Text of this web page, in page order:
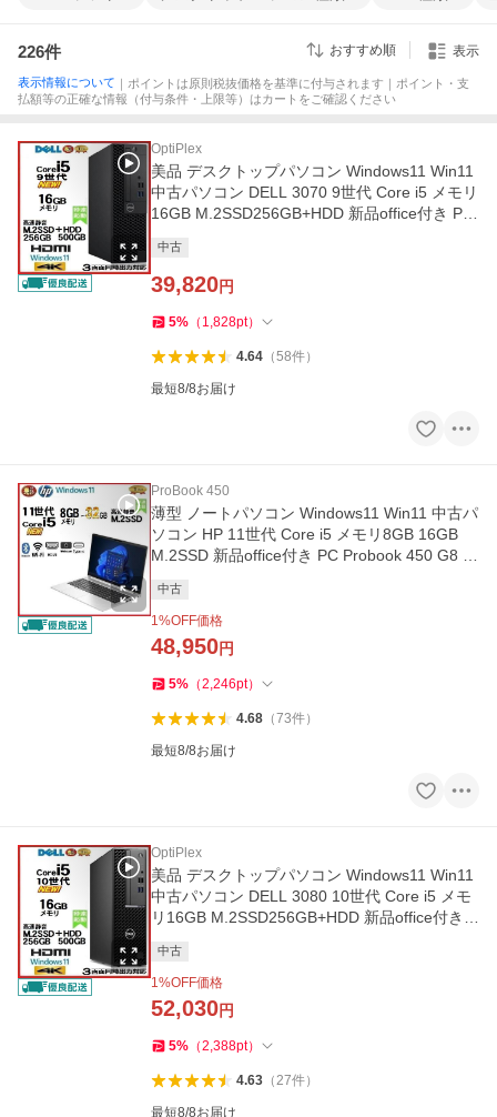
226件 おすすめ順 表示
表示情報について ｜ポイントは原則税抜価格を基準に付与されます｜ポイント・支
払額等の正確な情報（付与条件・上限等）はカートをご確認ください
OptiPlex
美品 デスクトップパソコン Windows11 Win11
中古パソコン DELL 3070 9世代 Core i5 メモリ
16GB M.2SSD256GB+HDD 新品office付き PC
中古
39,820円
5% （ 1,828pt）
4.64（58件）
最短8/8お届け
ProBook 450
薄型 ノートパソコン Windows11 Win11 中古パ
ソコン HP 11世代 Core i5 メモリ8GB 16GB
M.2SSD 新品office付き PC Probook 450 G8 1
中古
1%OFF価格
48,950円
5% （2,246pt）
4.68（73件）
最短8/8お届け
OptiPlex
美品 デスクトップパソコン Windows11 Win11
中古パソコン DELL 3080 10世代 Core i5 メモ
リ16GB M.2SSD256GB+HDD 新品office付き P
中古
1%OFF価格
52,030円
5% （2,388pt）
4.63（27件）
最短8/8お届け